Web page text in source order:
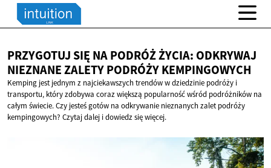
PRZYGOTUJ SIĘ NA PODRÓŻ ŻYCIA: ODKRYWAJ
NIEZNANE ZALETYPODRÓŻY KEMPINGOWYCH
Kemping jest jednym z najciekawszych trendów w dziedzinie podróży i
transportu, który zdobywa coraz większą popularność wśród podróżników na
całym świecie. Czy jesteś gotów na odkrywanie nieznanych zalet podróży
kempingowych? Czytaj dalej i dowiedz się więcej.